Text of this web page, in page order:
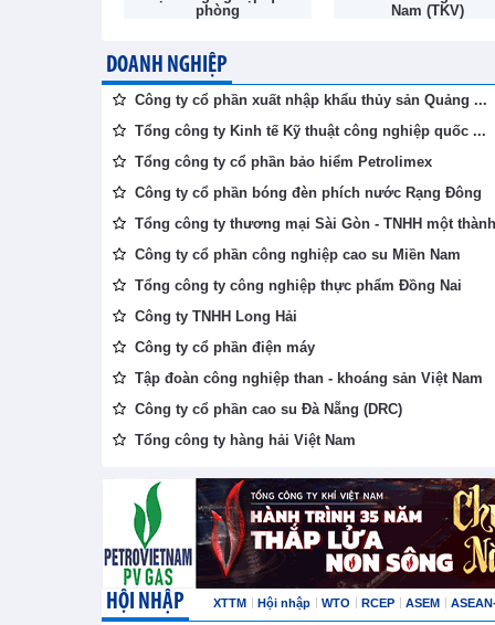
Nam (TKV)
DOANH NGHIỆP
Công ty cổ phần xuất nhập khẩu thủy sản Quảng ...
Tổng công ty Kinh tế Kỹ thuật công nghiệp quốc ...
Tổng công ty cổ phần bảo hiểm Petrolimex
Công ty cổ phần bóng đèn phích nước Rạng Đông
Tổng công ty thương mại Sài Gòn - TNHH một
Công ty cổ phần công nghiệp cao su Miền Nam
Tổng công ty công nghiệp thực phẩm Đồng Nai
Công ty TNHH Long Hải
Công ty cổ phần điện máy
Tập đoàn công nghiệp than - khoáng sản Việt Nam
Công ty cổ phần cao su Đà Nẵng (DRC)
Tổng công ty hàng hải Việt Nam
HỘI NHẬP XTTM Hội nhập WTO RCEP ASEM